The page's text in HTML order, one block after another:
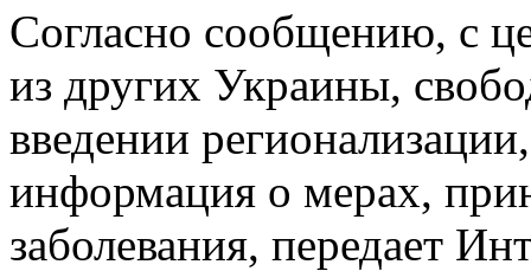
Согласно сообщению, с
из других Украины,
введении
информация о мерах,
заболевания, передает